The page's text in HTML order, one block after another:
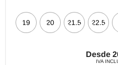
19 20 21.5 22.5
Desde
IVA